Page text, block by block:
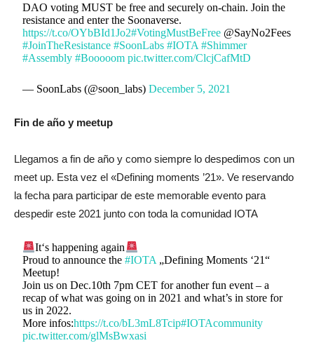
DAO voting MUST be free and securely on-chain. Join the
resistance and enter the Soonaverse.
https://t.co/OYbBId1Jo2#VotingMustBeFree @SayNo2Fees
#JoinTheResistance #SoonLabs #IOTA #Shimmer
#Assembly #Booooom pic.twitter.com/ClcjCafMtD
— SoonLabs (@soon_labs)December 5, 2021
Fin de año y meetup
Llegamos a fin de año y como siempre lo despedimos con un
meet up. Esta vez el «Defining moments ’21». Ve reservando
la fecha para participar de este memorable evento para
despedir este 2021 junto con toda la comunidad IOTA
It‘s happening again
Proud to announce the#IOTA „Defining Moments ‘21“
Meetup!
Join us on Dec.10th 7pm CET for another fun event – a
recap of what was going on in 2021 and what’s in store for
us in 2022.
More infos:https://t.co/bL3mL8Tcip#IOTAcommunity
pic.twitter.com/glMsBwxasi